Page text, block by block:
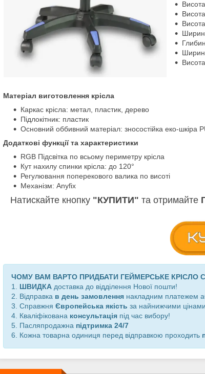
Матеріал виготовлення крісла
Каркас крісла: метал, пластик, дерево
Підлокітник: пластик
Основний оббивний матеріал: зносостійка еко-шкіра
Додаткові функції та характеристики
RGB Підсвітка по всьому периметру крісла
Кут нахилу спинки крісла: до 120°
Регулювання поперекового валика по висоті
Механізм: Anyfix
Натискайте кнопку "КУПИТИ" та отримайте
ЧОМУ ВАМ ВАРТО ПРИДБАТИ ГЕЙМЕРСЬКЕ КРІСЛО
1. ШВИДКА доставка до відділення Нової пошти!
2. Відправка в день замовлення накладним платежем
3. Справжня Європейська якість за найнижчими цінами
4. Кваліфікована консультація під час вибору!
5. Пасляпродажна підтримка 24/7
6. Кожна товарна одиниця перед відправкою проходить